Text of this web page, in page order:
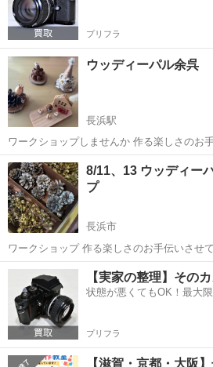
プリフラ
ウッディーパル余呉
長浜駅
ワークショップしませんか 作る楽しさのお
今回はドライフラワーや木の実を使ったワ
箱も 小さなお子様から大人まで楽しめる内
😆 8/11、12、13 9...
滋賀 長浜市 ワークショッ
8/11、13 ウッディー
プ
長浜市
ワークショップ 作る楽しさのお手伝いさせ
イフラワーや木の実を使ったワークショッ
なども作れます😆 小さなお子様から大人ま
待ちしてます😆 10:00〜...
滋賀 長浜市 ワークショップ
【実家の整理】その
状態が悪くてもOK！最大
プリフラ
【滋賀・京都・大阪